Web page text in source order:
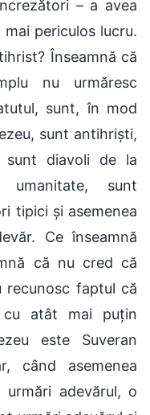
– a avea
periculos lucru.
Înseamnă că
nu urmăresc
sunt, în mod
sunt antihriști,
sunt diavoli de la
sunt
tipici și asemenea
Ce înseamnă
că nu cred că
recunosc faptul că
cu atât mai puțin
este Suveran
când asemenea
urmări adevărul, o